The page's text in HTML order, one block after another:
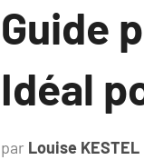
Guide
Idéal
par Louise KESTEL